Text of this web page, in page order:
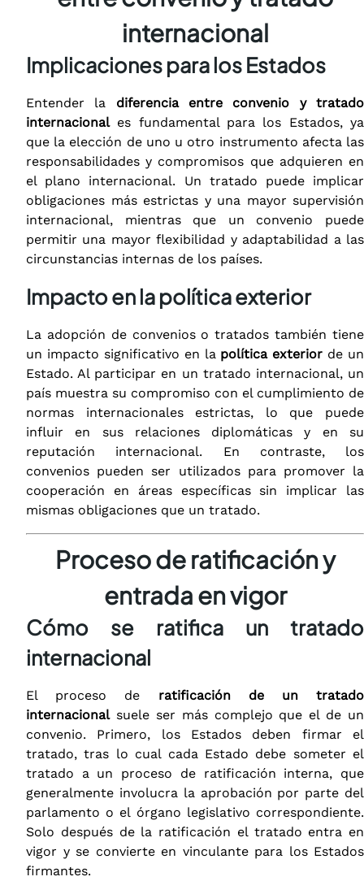
internacional
Implicaciones para los Estados
Entender la diferencia entre convenio y tratado
internacionales fundamental para los Estados, ya
que la elección de uno u otro instrumento afecta las
responsabilidades y compromisos que adquieren en
el plano internacional. Un tratado puede implicar
obligaciones más estrictas y una mayor supervisión
internacional, mientras que un convenio puede
permitir una mayor flexibilidad y adaptabilidad a las
circunstancias internas de los países.
Impacto en la política exterior
La adopción de convenios o tratados también tiene
un impacto significativo en la política exterior de un
Estado. Al participar en un tratado internacional, un
país muestra su compromiso con el cumplimiento de
normas internacionales estrictas, lo que puede
influir en sus relaciones diplomáticas y en su
reputación internacional. En contraste, los
convenios pueden ser utilizados para promover la
cooperación en áreas específicas sin implicar las
mismas obligaciones que un tratado.
Proceso de ratificación y
entrada en vigor
Cómo se ratifica un tratado
internacional
El proceso de ratificación de un tratado
internacionalsuele ser más complejo que el de un
convenio. Primero, los Estados deben firmar el
tratado, tras lo cual cada Estado debe someter el
tratado a un proceso de ratificación interna, que
generalmente involucra la aprobación por parte del
parlamento o el órgano legislativo correspondiente.
Solo después de la ratificación el tratado entra en
vigor y se convierte en vinculante para los Estados
firmantes.